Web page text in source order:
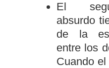
El
absurdo
de la
entre los
Cuando